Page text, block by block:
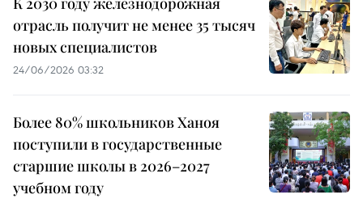
отрасль получит не менее 35 тысяч
новых специалистов
24/06/2026 03:32
Более 80% школьников Ханоя
поступили в государственные
старшие школы в 2026–2027
учебном году